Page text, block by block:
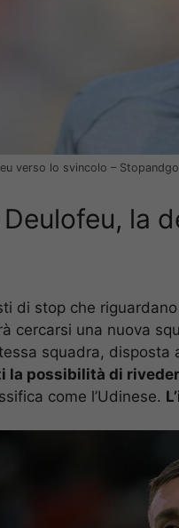
verso lo svincolo –
la
di stop che riguardano
cercarsi una nuova
squadra, disposta
la possibilità di
come l’Udinese.